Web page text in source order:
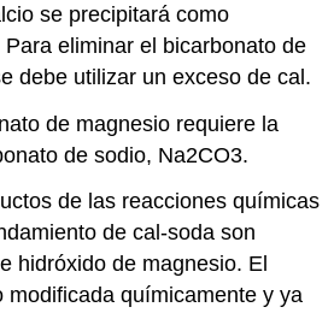
se precipitará como
eliminar el bicarbonato de
debe utilizar un exceso de cal.
de magnesio requiere la
de sodio, Na2CO3.
de las reacciones químicas
de cal-soda son
hidróxido de magnesio. El
modificada químicamente y ya